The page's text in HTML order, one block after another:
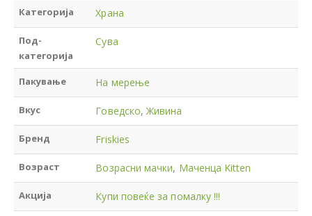
Категорија Храна
Под-
категорија
Сува
Пакување На мерење
Вкус Говедско,Живина
Бренд Friskies
Возраст Возрасни мачки, Маченца Kitten
Акција Купи повеќе за помалку !!!